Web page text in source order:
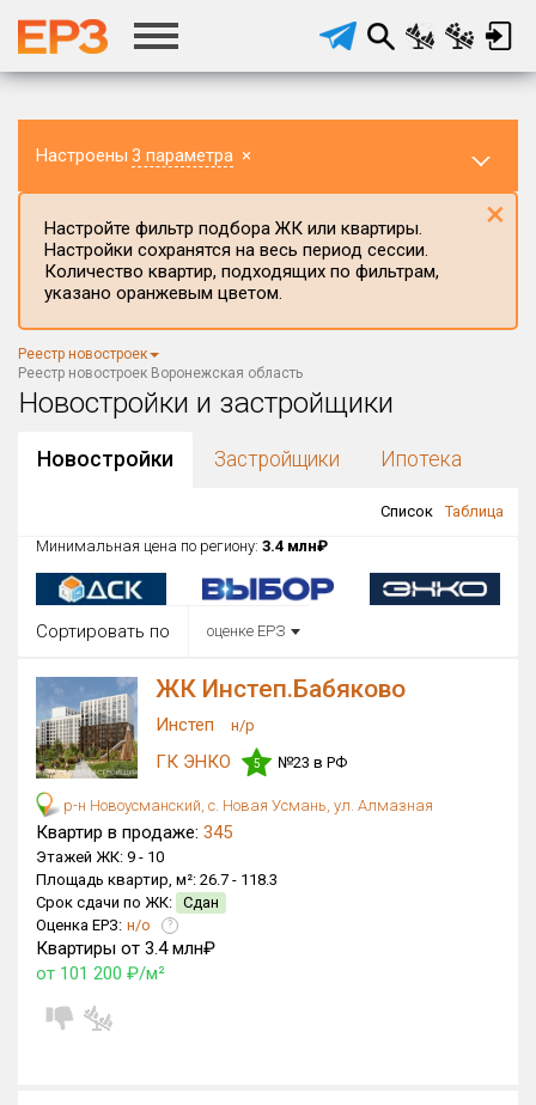
Настроены 3 параметра ×
Воронежская область
Район в регионе
Все
Район в городе
Цена
от
Общая площадь, м²
от
Срок сдачи
Сдан в 2015
Вид объекта
Кол-во комнат
Настройте фильтр подбора ЖК или квартиры.
Настройки сохранятся на весь период сессии.
Количество квартир, подходящих по фильтрам,
указано оранжевым цветом.
×
Реестр новостроек
Реестр новостроек Воронежская область
Новостройки и застройщики
Новостройки Застройщики Ипотека
Список
Таблица
Минимальная цена по региону: 3.4 млн₽
Сортировать по оценке ЕРЗ
ЖК Инстеп.Бабяково
Инстеп н/р
ГК ЭНКО 5 №23 в РФ
р-н Новоусманский, с. Новая Усмань, ул. Алмазная
Квартир в продаже: 345
Этажей ЖК: 9 - 10
Площадь квартир, м²: 26.7 - 118.3
Срок сдачи по ЖК: Сдан
Оценка ЕРЗ: н/о ?
Квартиры от 3.4 млн₽
от 101 200 ₽/м²